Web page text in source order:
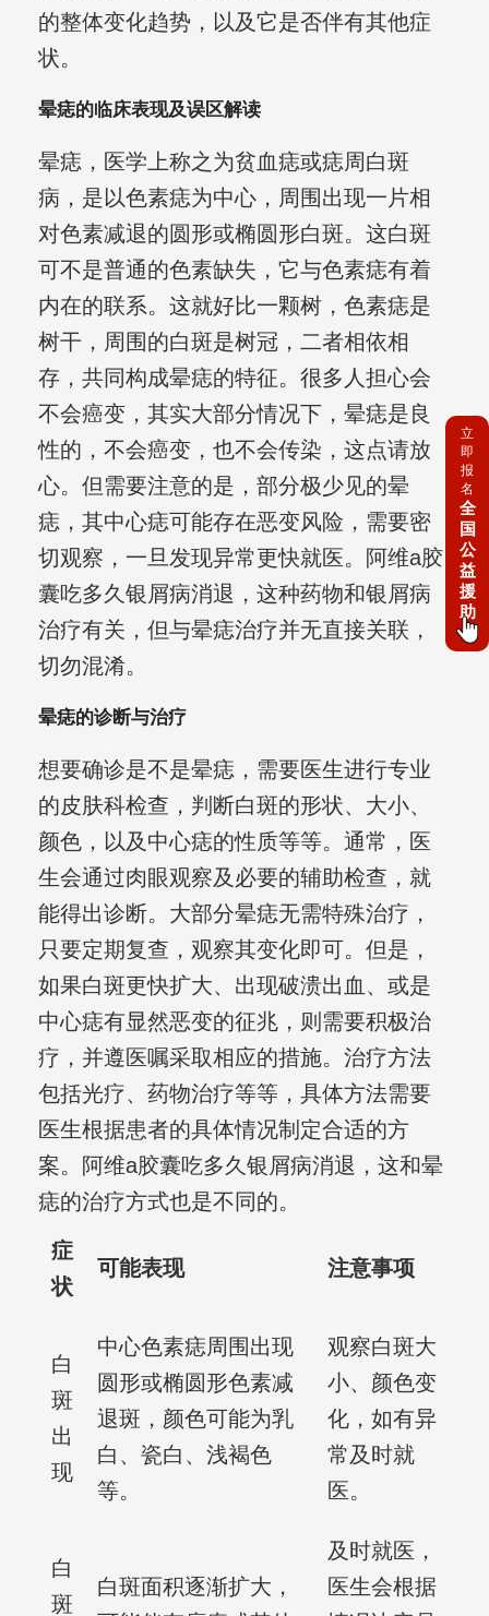
的整体变化趋势，以及它是否伴有其他症
状。
晕痣的临床表现及误区解读
晕痣，医学上称之为贫血痣或痣周白斑
病，是以色素痣为中心，周围出现一片相
对色素减退的圆形或椭圆形白斑。这白斑
可不是普通的色素缺失，它与色素痣有着
内在的联系。这就好比一颗树，色素痣是
树干，周围的白斑是树冠，二者相依相
存，共同构成晕痣的特征。很多人担心会
不会癌变，其实大部分情况下，晕痣是良
性的，不会癌变，也不会传染，这点请放
心。但需要注意的是，部分极少见的晕
痣，其中心痣可能存在恶变风险，需要密
切观察，一旦发现异常更快就医。阿维a胶
囊吃多久银屑病消退，这种药物和银屑病
治疗有关，但与晕痣治疗并无直接关联，
切勿混淆。
晕痣的诊断与治疗
想要确诊是不是晕痣，需要医生进行专业
的皮肤科检查，判断白斑的形状、大小、
颜色，以及中心痣的性质等等。通常，医
生会通过肉眼观察及必要的辅助检查，就
能得出诊断。大部分晕痣无需特殊治疗，
只要定期复查，观察其变化即可。但是，
如果白斑更快扩大、出现破溃出血、或是
中心痣有显然恶变的征兆，则需要积极治
疗，并遵医嘱采取相应的措施。治疗方法
包括光疗、药物治疗等等，具体方法需要
医生根据患者的具体情况制定合适的方
案。阿维a胶囊吃多久银屑病消退，这和晕
痣的治疗方式也是不同的。
症
状
可能表现 注意事项
白
斑
出
现
中心色素痣周围出现
圆形或椭圆形色素减
退斑，颜色可能为乳
白、瓷白、浅褐色
等。
观察白斑大
小、颜色变
化，如有异
常及时就
医。
白
斑
白斑面积逐渐扩大，
及时就医，
医生会根据
立
即
报
名
全
国
公
益
援
助